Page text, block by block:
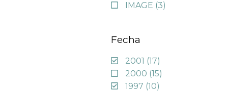
IMAGE (3)
Fecha
2001 (17)
2000 (15)
1997 (10)